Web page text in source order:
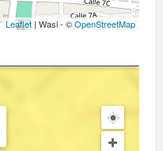
Leaflet | Wasi - ©OpenStreetMap